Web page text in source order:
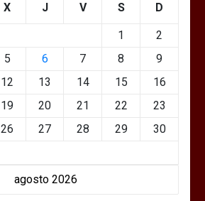
agosto 2026
X J V S D
1
2
5 6 7 8
9
12 13 14 15
16
19 20 21 22
23
26 27 28 29
30